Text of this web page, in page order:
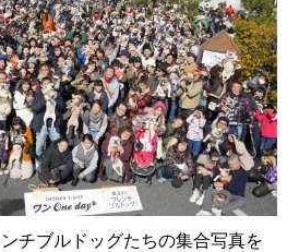
チブルドッグたちの集合写真を